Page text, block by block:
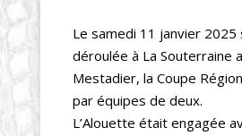
Le samedi 11 janvier 2025
déroulée à La Souterraine
Mestadier, la Coupe
par équipes de deux.
L’Alouette était engagée